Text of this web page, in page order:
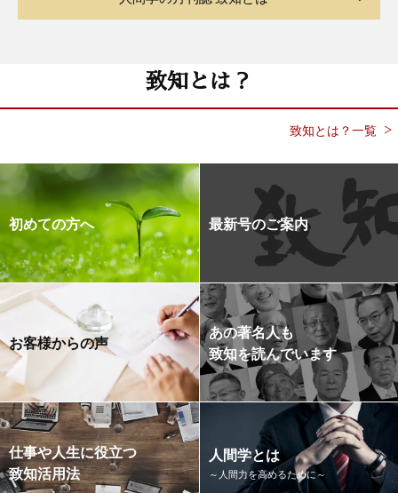
致知とは？
致知とは？一覧
初めての方へ 最新号のご案内
お客様からの声
あの著名人も
致知を読んでいます
仕事や人生に役立つ
致知活用法
人間学とは
～人間力を高めるために～